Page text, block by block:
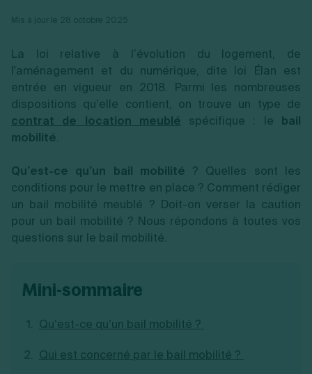
Commerce
Transport
Autres
Ressources
Simulateur de choix de forme juridique
Estimation du coût de création
Calcul d'éligibilité à l'ACRE
Vérification de la disponibilité du nom d'entreprise
Générateur de mentions légales
Réduction de capital
Gérer son entreprise
Gestion comptable
Approbation des comptes
Dépôt de marque
Confidentialité de l'adresse du dirigeant
Fermer son entreprise
Radiation auto entrepreneur
Mise en sommeil
Toutes les modifications
Conseil/finance
Vente en ligne
Services aux entreprises
Construction/travaux
Restauration
Autres
Par fonctionnalité
Logiciel de facturation
Logiciel de comptabilité
Bilans et déclarations fiscales
Je souhaite être accompagné
Fiches SARL
Fiches SCI
Fiches auto-entrepreneur
Fiches association
Toutes les fiches sur la création
Autres démarches
Fermeture d’entreprise
Exercice d’un métier
Recouvrement de factures
Gérer ses salariés
Sélection de fiches pratiques
Création d'entreprise
Création de micro-entreprise
Création d'EURL
Création de SARL
La loi relative à l’évolution du logement, de
l'aménagement et du numérique, dite loi Élan est
entrée en vigueur en 2018. Parmi les nombreuses
dispositions qu’elle contient, on trouve un type de
contrat de location meublé spécifique : le bail
mobilité.
Qu’est-ce qu’un bail mobilité ? Quelles sont les
conditions pour le mettre en place ? Comment rédiger
un bail mobilité meublé ? Doit-on verser la caution
pour un bail mobilité ? Nous répondons à toutes vos
questions sur le bail mobilité.
mini-sommaire
Qu’est-ce qu’un bail mobilité ?
Qui est concerné par le bail mobilité ?